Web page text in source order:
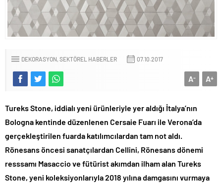
DEKORASYON SEKTÖREL HABERLER 07.10.2017
A+
A-
Tureks Stone, iddialı yeni ürünleriyle yer aldığı İtalya’nın
Bologna kentinde düzenlenen Cersaie Fuarı ile Verona’da
gerçekleştirilen fuarda katılımcılardan tam not aldı.
Rönesans öncesi sanatçılardan Cellini, Rönesans dönemi
resssamı Masaccio ve fütürist akımdan ilham alan Tureks
Stone, yeni koleksiyonlarıyla 2018 yılına damgasını vurmaya